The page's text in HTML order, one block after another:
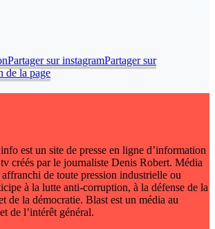
Partager sur instagramPartager sur
de la page
est un site de presse en ligne d’information
créés par le journaliste Denis Robert. Média
de toute pression industrielle ou
à la lutte anti-corruption, à la défense de la
de la démocratie. Blast est un média au
de l’intérêt général.